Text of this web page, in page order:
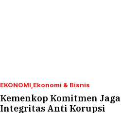
EKONOMI Ekonomi & Bisnis
Kemenkop Komitmen Jaga
Integritas Anti Korupsi